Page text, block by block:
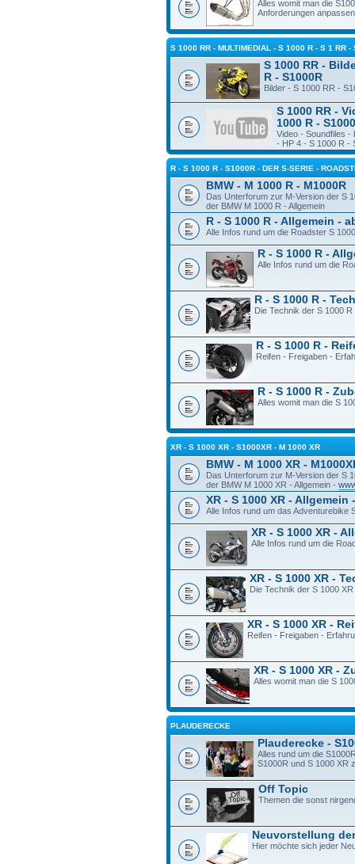
Alles womit man die
Anforderungen
S 1000 RR - MULTIMEDIAL - S 1000 R - S 1 RR -
S 1000 RR -
R - S1000R
Bilder - S 1000 RR -
S 1000 RR -
1000 R -
Video - Soundfiles -
- HP 4 - S 1000 R -
R - S 1000 R - S1000R - DER S-SERIE -
BMW - M 1000 R - M1000R
Das Unterforum zur M-Version der S
der BMW M 1000 R - Allgemein
R - S 1000 R - Allgemein -
Alle Infos rund um die Roadster S
R - S 1000 R -
Alle Infos rund um die
R - S 1000 R -
Die Technik der S 1000
R - S 1000 R -
Reifen - Freigaben -
R - S 1000 R -
Alles womit man die S
XR - S 1000 XR - S1000XR - M 1000 XR
BMW - M 1000 XR -
Das Unterforum zur M-Version der S
der BMW M 1000 XR - Allgemein -
XR - S 1000 XR -
Alle Infos rund um das Adventurebike
XR - S 1000 XR -
Alle Infos rund um die
XR - S 1000 XR -
Die Technik der S 1000
XR - S 1000 XR -
Reifen - Freigaben -
XR - S 1000 XR -
Alles womit man die S
PLAUDERECKE
Plauderecke -
Alles rund um die
S1000R und S 1000 XR
Off Topic
Themen die sonst
Neuvorstellung
Hier möchte sich jeder